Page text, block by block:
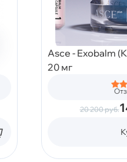
Asce - Exobalm
20 мг
20 200руб.